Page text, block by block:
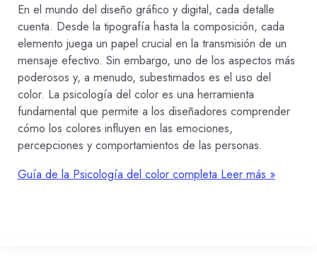
En el mundo del diseño gráfico y digital, cada detalle
cuenta. Desde la tipografía hasta la composición, cada
elemento juega un papel crucial en la transmisión de un
mensaje efectivo. Sin embargo, uno de los aspectos más
poderosos y, a menudo, subestimados es el uso del
color. La psicología del color es una herramienta
fundamental que permite a los diseñadores comprender
cómo los colores influyen en las emociones,
percepciones y comportamientos de las personas.
Guía de la Psicología del color completa Leer más »